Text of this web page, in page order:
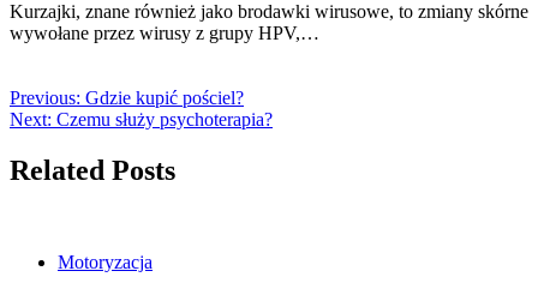
Kurzajki, znane również jako brodawki wirusowe, to zmiany skórne
wywołane przez wirusy z grupy HPV,…
Previous: Gdzie kupić pościel?
Next: Czemu służy psychoterapia?
Related Posts
Motoryzacja